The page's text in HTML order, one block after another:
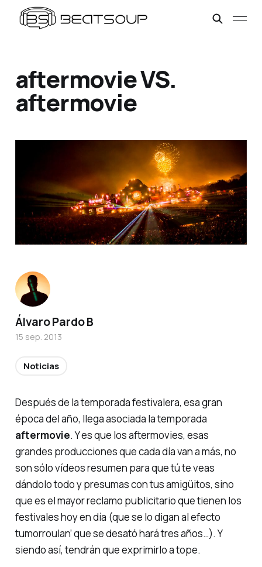
aftermovie VS.
aftermovie
Después de la temporada festivalera, esa gran
época del año, llega asociada la temporada
aftermovie. Y es que los aftermovies, esas
grandes producciones que cada día van a más, no
son sólo vídeos resumen para que tú te veas
dándolo todo y presumas con tusamigüitos, sino
que es el mayor reclamo publicitario que tienen los
festivales hoy en día (que se lo digan alefecto
tumorroulan’que se desató hará tres años…). Y
siendo así, tendrán que exprimirlo a tope.
Álvaro Pardo B
15 sep. 2013
Noticias